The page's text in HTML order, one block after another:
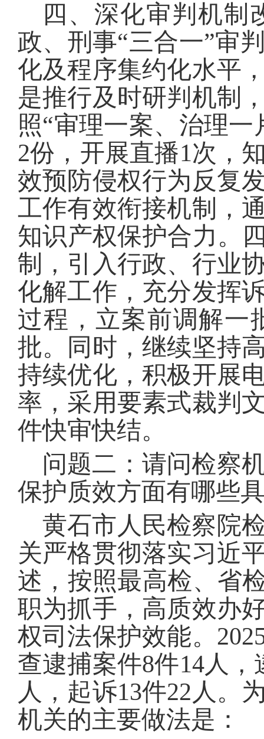
四、深化审判机制
政、刑事“三合一”审
化及程序集约化水平
是推行及时研判机制
照“审理一案、治理
2份，开展直播1次，
效预防侵权行为反复
工作有效衔接机制，
知识产权保护合力。
制，引入行政、行业
化解工作，充分发挥
过程，立案前调解一
批。同时，继续坚持
持续优化，积极开展
率，采用要素式裁判
件快审快结。
问题二：请问检察
保护质效方面有哪些
黄石市人民检察院
关严格贯彻落实习近
述，按照最高检、省
职为抓手，高质效办
权司法保护效能。
查逮捕案件8件14人
人，起诉13件22人。
机关的主要做法是：